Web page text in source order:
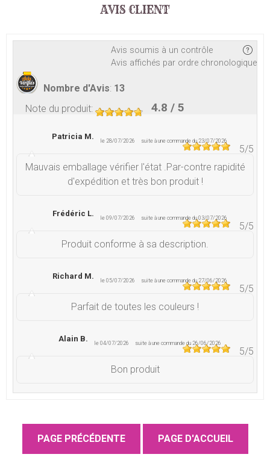
AVIS CLIENT
Avis soumis à un contrôle
Avis affichés par ordre chronologique
Nombre d'Avis: 13
Note du produit: 4.8 / 5
Patricia M. le 28/07/2026 suite à une commande du 23/07/2026
5/5
Mauvais emballage vérifier l'état .Par-contre rapidité
d'expédition et très bon produit !
Frédéric L. le 09/07/2026 suite à une commande du 03/07/2026
5/5
Produit conforme à sa description.
Richard M. le 05/07/2026 suite à une commande du 27/06/2026
5/5
Parfait de toutes les couleurs !
Alain B. le 04/07/2026 suite à une commande du 26/06/2026
5/5
Bon produit
Délai de livraison conforme ,marchandise